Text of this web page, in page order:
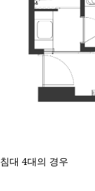
침대 4대의 경우